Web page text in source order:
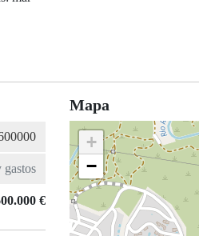
€
Mapa
+
−